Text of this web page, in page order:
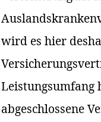
wird es hier
Leistungsumfang
abgeschlossene